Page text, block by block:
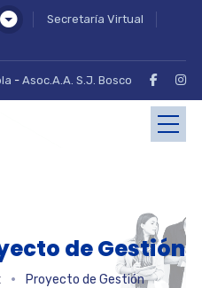
Secretaría Virtual
-Asoc.A.A. S.J. Bosco
de Gestión
Proyecto de Gestión